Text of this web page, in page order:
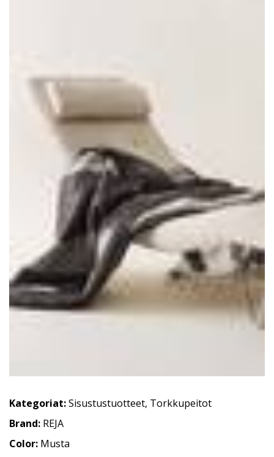
Kategoriat:Sisustustuotteet, Torkkupeitot
Brand: REJA
Color: Musta